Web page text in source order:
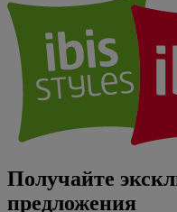
Получайте
предложения